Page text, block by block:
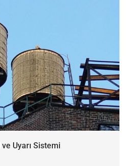
Uyarı Sistemi